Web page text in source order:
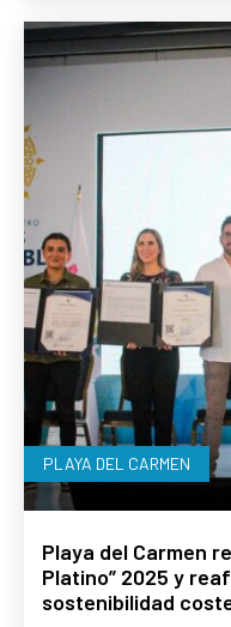
PLAYA DEL CARMEN
Playa del Carmen
Platino” 2025 y
sostenibilidad